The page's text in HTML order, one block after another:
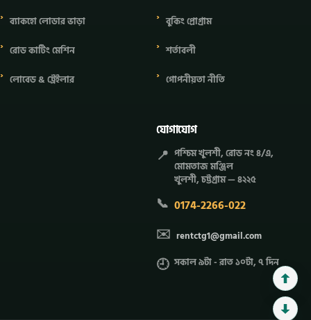
ব্যাকহো লোডার ভাড়া
রোড কাটিং মেশিন
লোবেড & ট্রেইলার
বুকিং প্রোগ্রাম
শর্তাবলী
গোপনীয়তা নীতি
যোগাযোগ
📍 পশ্চিম খুলশী, রোড নং ৪/এ,
মোমতাজ মঞ্জিল
খুলশী, চট্টগ্রাম — ৪২২৫
📞 0174-2266-022
✉️ rentctg1@gmail.com
🕘 সকাল ৯টা - রাত ১০টা, ৭ দিন